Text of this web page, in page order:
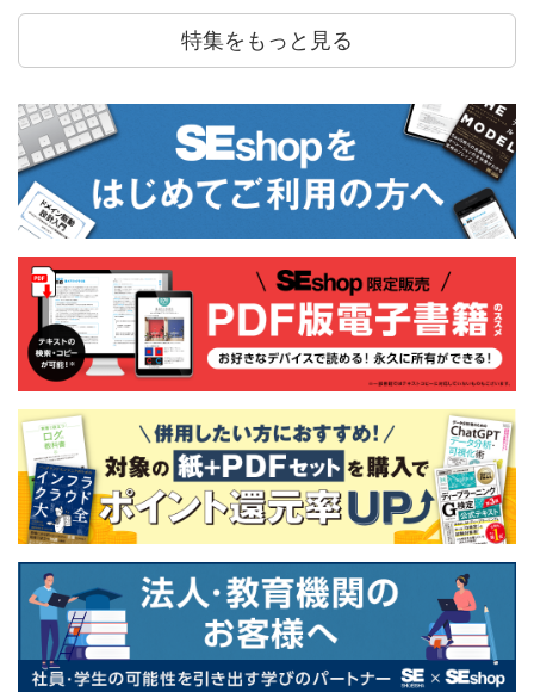
特集をもっと見る